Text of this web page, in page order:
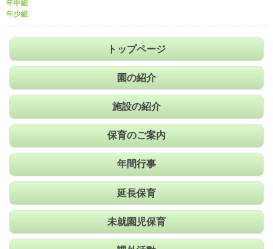
年中組
年少組
トップページ
園の紹介
施設の紹介
保育のご案内
年間行事
延長保育
未就園児保育